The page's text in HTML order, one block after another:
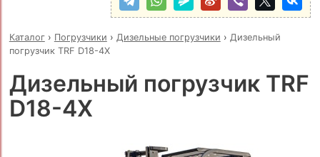
Каталог› Погрузчики › Дизельные погрузчики › Дизельный
погрузчик TRF D18-4X
Дизельный погрузчик TRF
D18-4X